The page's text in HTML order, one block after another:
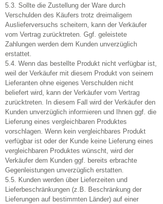
5.3. Sollte die Zustellung der Ware durch
Verschulden des Käufers trotz dreimaligem
Auslieferversuchs scheitern, kann der Verkäufer
vom Vertrag zurücktreten. Ggf. geleistete
Zahlungen werden dem Kunden unverzüglich
erstattet.
5.4. Wenn das bestellte Produkt nicht verfügbar ist,
weil der Verkäufer mit diesem Produkt von seinem
Lieferanten ohne eigenes Verschulden nicht
beliefert wird, kann der Verkäufer vom Vertrag
zurücktreten. In diesem Fall wird der Verkäufer den
Kunden unverzüglich informieren und Ihnen ggf. die
Lieferung eines vergleichbaren Produktes
vorschlagen. Wenn kein vergleichbares Produkt
verfügbar ist oder der Kunde keine Lieferung eines
vergleichbaren Produktes wünscht, wird der
Verkäufer dem Kunden ggf. bereits erbrachte
Gegenleistungen unverzüglich erstatten.
5.5. Kunden werden über Lieferzeiten und
Lieferbeschränkungen (z.B. Beschränkung der
Lieferungen auf bestimmten Länder) auf einer